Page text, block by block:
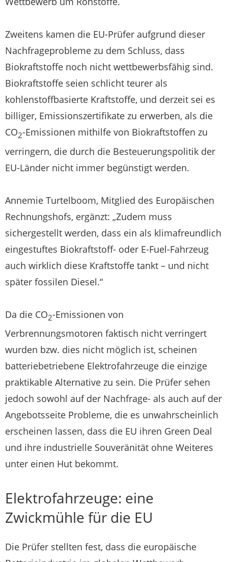
Zweitens kamen die EU-Prüfer aufgrund dieser
Nachfrageprobleme zu dem Schluss, dass
Biokraftstoffe noch nicht wettbewerbsfähig sind.
Biokraftstoffe seien schlicht teurer als
kohlenstoffbasierte Kraftstoffe, und derzeit sei es
billiger, Emissionszertifikate zu erwerben, als die
CO2-Emissionen mithilfe von Biokraftstoffen zu
verringern, die durch die Besteuerungspolitik der
EU-Länder nicht immer begünstigt werden.
Annemie Turtelboom, Mitglied des Europäischen
Rechnungshofs, ergänzt: „Zudem muss
sichergestellt werden, dass ein als klimafreundlich
eingestuftes Biokraftstoff- oder E-Fuel-Fahrzeug
auch wirklich diese Kraftstoffe tankt – und nicht
später fossilen Diesel.“
Da die CO2-Emissionen von
Verbrennungsmotoren faktisch nicht verringert
wurden bzw. dies nicht möglich ist, scheinen
batteriebetriebene Elektrofahrzeuge die einzige
praktikable Alternative zu sein. Die Prüfer sehen
jedoch sowohl auf der Nachfrage- als auch auf der
Angebotsseite Probleme, die es unwahrscheinlich
erscheinen lassen, dass die EU ihren Green Deal
und ihre industrielle Souveränität ohne Weiteres
unter einen Hut bekommt.
Elektrofahrzeuge: eine
Zwickmühle für die EU
Die Prüfer stellten fest, dass die europäische